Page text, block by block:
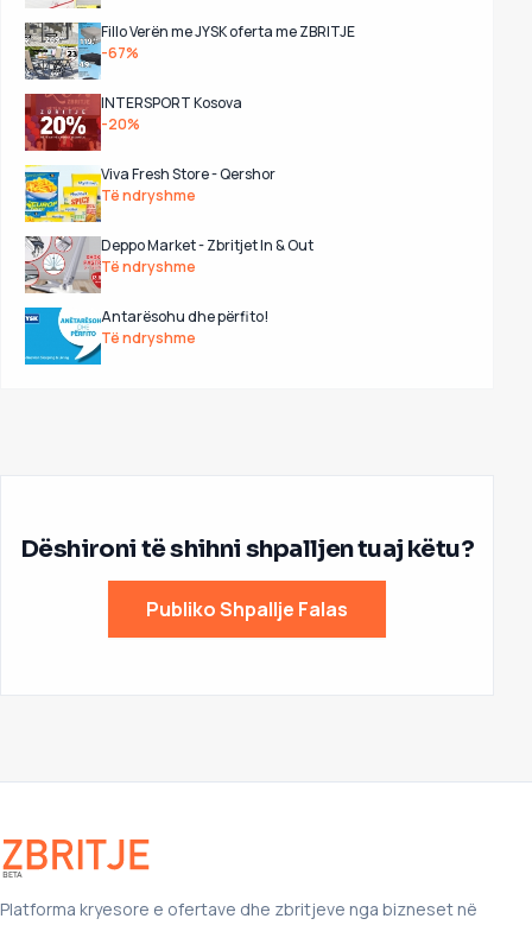
Fillo Verën me JYSK oferta me ZBRITJE
-67%
INTERSPORT Kosova
-20%
Viva Fresh Store - Qershor
Të ndryshme
Deppo Market - Zbritjet In & Out
Të ndryshme
Antarësohu dhe përfito!
Të ndryshme
Dëshironi të shihni shpalljen tuaj këtu?
Publiko Shpallje Falas
Platforma kryesore e ofertave dhe zbritjeve nga bizneset në